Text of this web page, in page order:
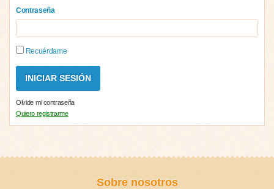
Contraseña
Recuérdame
Olvide mi contraseña
Quiero registrarme
Sobre nosotros